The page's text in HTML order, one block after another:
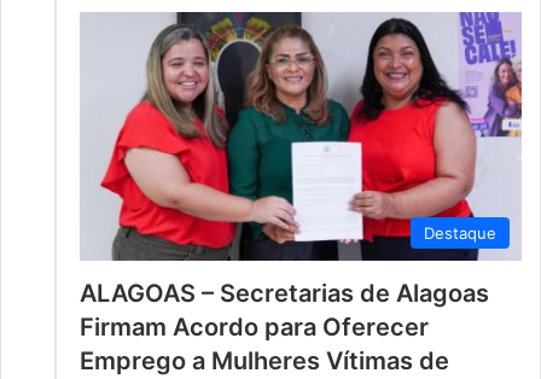
Destaque
ALAGOAS – Secretarias de Alagoas
Firmam Acordo para Oferecer
Emprego a Mulheres Vítimas de